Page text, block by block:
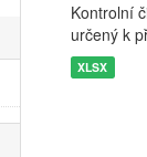
Kontrolní
určený k
XLSX